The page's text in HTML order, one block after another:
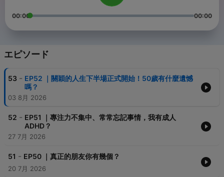
00:00 00:00
エピソード
53 - EP52 ｜關穎的人生下半場正式開始！50歲有什麼遺憾
嗎？
03 8月 2026
52 - EP51 ｜專注力不集中、常常忘記事情，我有成人
ADHD？
27 7月 2026
51 - EP50 ｜真正的朋友你有幾個？
20 7月 2026